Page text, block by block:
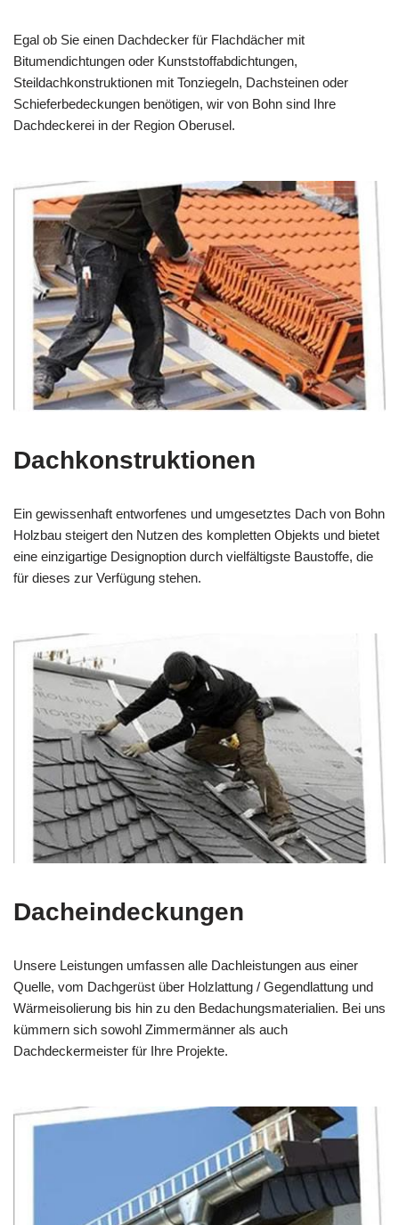
Egal ob Sie einen Dachdecker für Flachdächer mit
Bitumendichtungen oder Kunststoffabdichtungen,
Steildachkonstruktionen mit Tonziegeln, Dachsteinen oder
Schieferbedeckungen benötigen, wir von Bohn sind Ihre
Dachdeckerei in der Region Oberusel.
Dachkonstruktionen
Ein gewissenhaft entworfenes und umgesetztes Dach von Bohn
Holzbau steigert den Nutzen des kompletten Objekts und bietet
eine einzigartige Designoption durch vielfältigste Baustoffe, die
für dieses zur Verfügung stehen.
Dacheindeckungen
Unsere Leistungen umfassen alle Dachleistungen aus einer
Quelle, vom Dachgerüst über Holzlattung / Gegendlattung und
Wärmeisolierung bis hin zu den Bedachungsmaterialien. Bei uns
kümmern sich sowohl Zimmermänner als auch
Dachdeckermeister für Ihre Projekte.